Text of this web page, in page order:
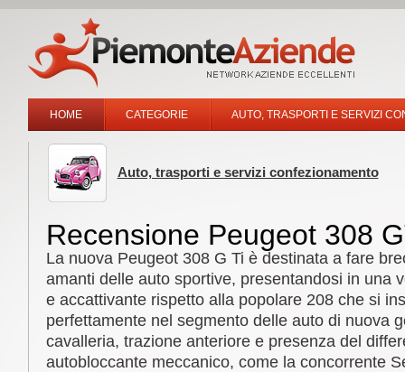
HOME CATEGORIE AUTO, TRASPORTI E SERVIZI
Auto, trasporti e servizi confezionamento
Recensione Peugeot 308
La nuova Peugeot 308 G Ti è destinata a fare
amanti delle auto sportive, presentandosi in una
e accattivante rispetto alla popolare 208 che si
perfettamente nel segmento delle auto di nuova
cavalleria, trazione anteriore e presenza del
autobloccante meccanico, come la concorrente